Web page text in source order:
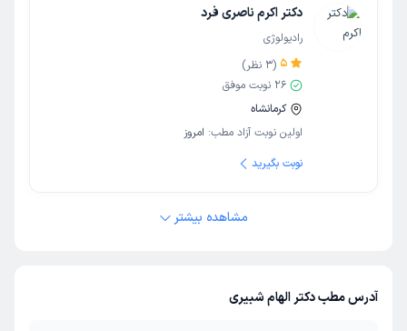
دکتر اکرم ناصری فرد
رادیولوژی
5
(
3 نظر)
26 نوبت موفق
کرمانشاه
اولین نوبت آزاد مطب: امروز
نوبت بگیرید
مشاهده بیشتر
آدرس مطب دکتر الهام شبیری